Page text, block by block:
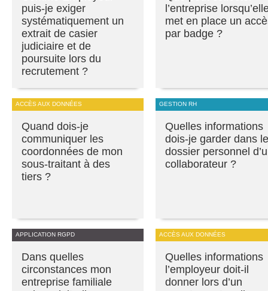
puis-je exiger
systématiquement un
extrait de casier
judiciaire et de
poursuite lors du
recrutement ?
l’entreprise
met en place un
par badge ?
ACCÈS AUX DONNÉES
Quand dois-je
communiquer les
coordonnées de mon
sous-traitant à des
tiers ?
GESTION RH
Quelles informations
dois-je garder dans le
dossier personnel
collaborateur ?
APPLICATION RGPD
Dans quelles
circonstances mon
entreprise familiale
ACCÈS AUX DONNÉES
Quelles informations
l’employeur doit-il
donner lors d’un